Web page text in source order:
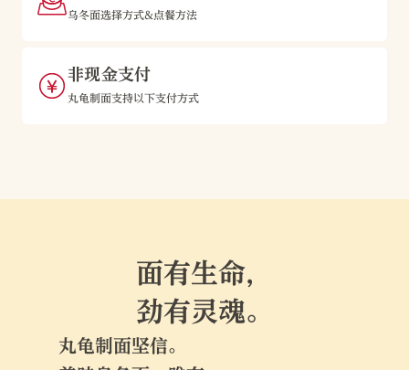
乌冬面选择方式&点餐方法
非现金支付
丸龟制面支持以下支付方式
面有生命，
劲有灵魂。
丸龟制面坚信。